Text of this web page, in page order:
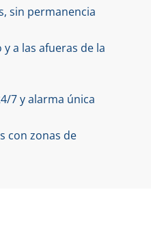
sin permanencia
a las afueras de la
7 y alarma única
con zonas de